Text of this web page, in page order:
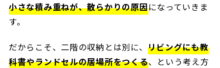
小さな積み重ねが、散らかりの原因になっていきま
す。
だからこそ、二階の収納とは別に、 リビングにも教
科書やランドセルの居場所をつくる、という考え方